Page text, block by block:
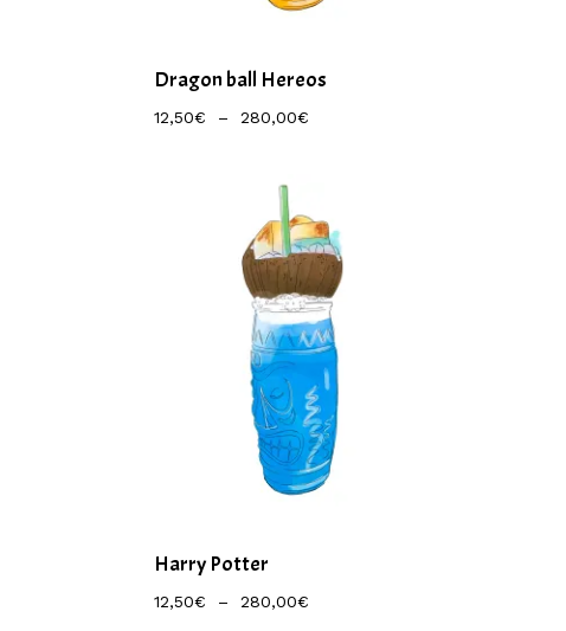
Dragon ball Hereos
12,50€ – 280,00€Plage
280,00€
Harry Potter
12,50€ – 280,00€Plage